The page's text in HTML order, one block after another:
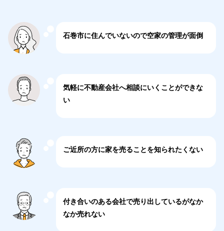
定めておりません。また当社では開示等について手数
料は徴しておりません。
開示等にあたってはご本人確認のため運転免許証、パ
スポートなどの写真付き身分証明書の写しをご送付願
（5）回答方法
8．苦情の受付窓口
石巻市に住んでいないので空家の管理が面倒
気軽に不動産会社へ相談にいくことができな
い
ご近所の方に家を売ることを知られたくない
付き合いのある会社で売り出しているがなか
なか売れない